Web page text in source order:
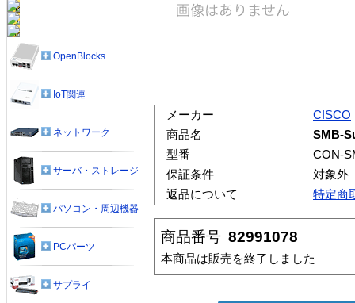
メーカー
CISCO
商品名
SMB-
型番
CON-
保証条件
対象外
返品について
特定商
商品番号 82991078
本商品は販売を終了しました
OpenBlocks
IoT関連
ネットワーク
サーバ・ストレージ
パソコン・周辺機器
PCパーツ
サプライ